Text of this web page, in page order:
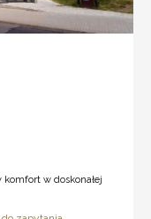
w doskonałej